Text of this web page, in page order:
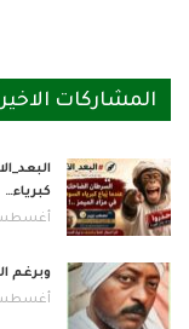
المشاركات
كبرياء…
أغسطس 10,
وبرغم
أغسطس 10,